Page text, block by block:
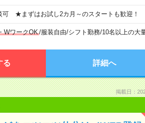
可 ★まずはお試し2カ月～のスタートも歓迎！
WワークOK/服装自由/シフト勤務/10名以上の大
る 詳細へ
掲載日：